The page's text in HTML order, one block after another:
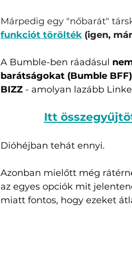
Márpedig egy "nőbarát"
funkciót törölték (igen,
A Bumble-ben ráadásul
barátságokat (Bumble BFF)
BIZZ - amolyan lazább
Itt
Dióhéjban tehát ennyi.
Azonban mielőtt még
az egyes opciók mit
miatt fontos, hogy ezeket